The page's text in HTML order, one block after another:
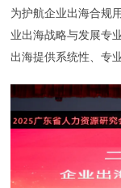
为护航企业出海合规
业出海战略与发展专
出海提供系统性、专